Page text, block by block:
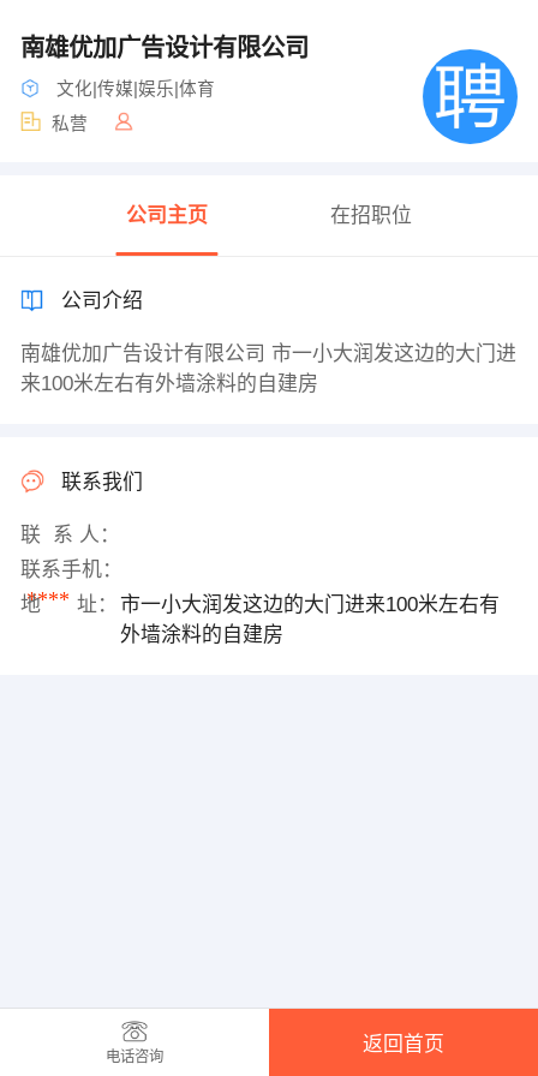
南雄优加广告设计有限公司
文化|传媒|娱乐|体育
私营
公司主页 在招职位
公司介绍
南雄优加广告设计有限公司 市一小大润发这边的大门进
来100米左右有外墙涂料的自建房
联系我们
联 系 人：
联系手机：
****
地 址：
市一小大润发这边的大门进来100米左右有
外墙涂料的自建房
电话咨询
返回首页